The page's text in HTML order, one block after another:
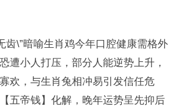
齿\”暗喻生肖鸡今年口腔健康需格外
遭小人打压，部分人能逆势上升，
欢，与生肖兔相冲易引发信任危
五帝钱】化解，晚年运势呈先抑后